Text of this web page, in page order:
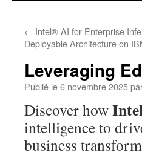
← Intel® AI for Enterprise
Deployable Architecture on
Leveraging
Publié le6 novembre 2025
Discover how
intelligence to
business